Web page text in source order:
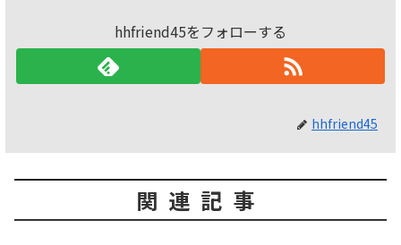
hhfriend45をフォローする
hhfriend45
関連記事